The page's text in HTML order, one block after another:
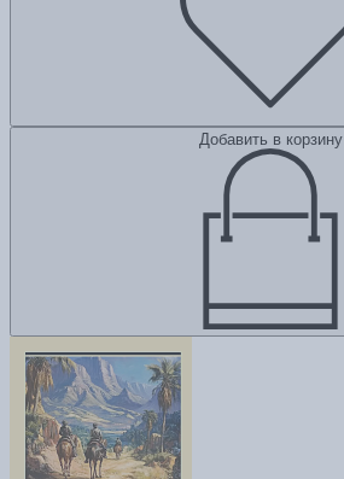
Добавить в корзину